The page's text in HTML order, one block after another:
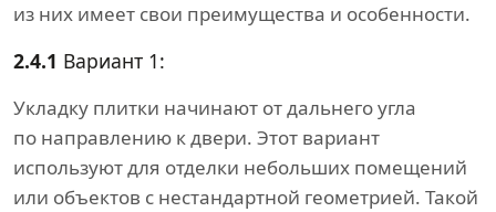
из них имеет свои преимущества и особенности.
2.4.1 Вариант 1:
Укладку плитки начинают от дальнего угла
по направлению к двери. Этот вариант
используют для отделки небольших помещений
или объектов с нестандартной геометрией. Такой